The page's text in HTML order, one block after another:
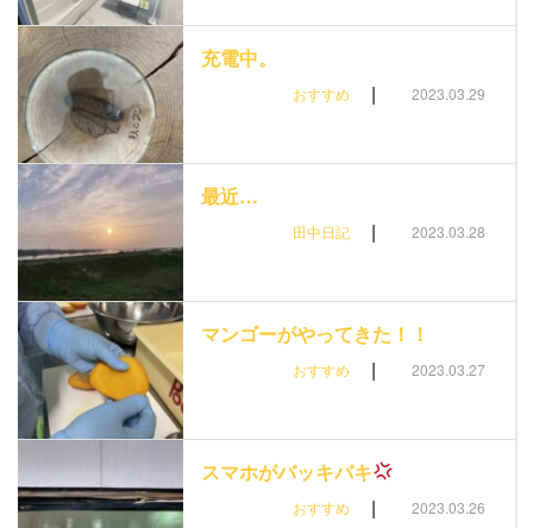
充電中。
おすすめ | 2023.03.29
最近…
田中日記 | 2023.03.28
マンゴーがやってきた！！
おすすめ | 2023.03.27
スマホがバッキバキ
おすすめ | 2023.03.26